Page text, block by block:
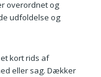
overordnet og
udfoldelse og
kort rids af
eller sag. Dækker